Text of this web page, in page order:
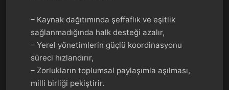
– Kaynak dağıtımında şeffaflık ve eşitlik
sağlanmadığında halk desteği azalır,
– Yerel yönetimlerin güçlü koordinasyonu
süreci hızlandırır,
– Zorlukların toplumsal paylaşımla aşılması,
milli birliği pekiştirir.